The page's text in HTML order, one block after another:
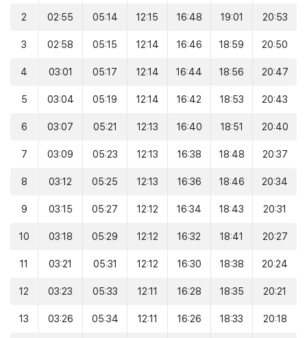
2 02:55 05:14 12:15 16:48 19:01 20:53
3 02:58 05:15 12:14 16:46 18:59 20:50
4 03:01 05:17 12:14 16:44 18:56 20:47
5 03:04 05:19 12:14 16:42 18:53 20:43
6 03:07 05:21 12:13 16:40 18:51 20:40
7 03:09 05:23 12:13 16:38 18:48 20:37
8 03:12 05:25 12:13 16:36 18:46 20:34
9 03:15 05:27 12:12 16:34 18:43 20:31
10 03:18 05:29 12:12 16:32 18:41 20:27
11 03:21 05:31 12:12 16:30 18:38 20:24
12 03:23 05:33 12:11 16:28 18:35 20:21
13 03:26 05:34 12:11 16:26 18:33 20:18